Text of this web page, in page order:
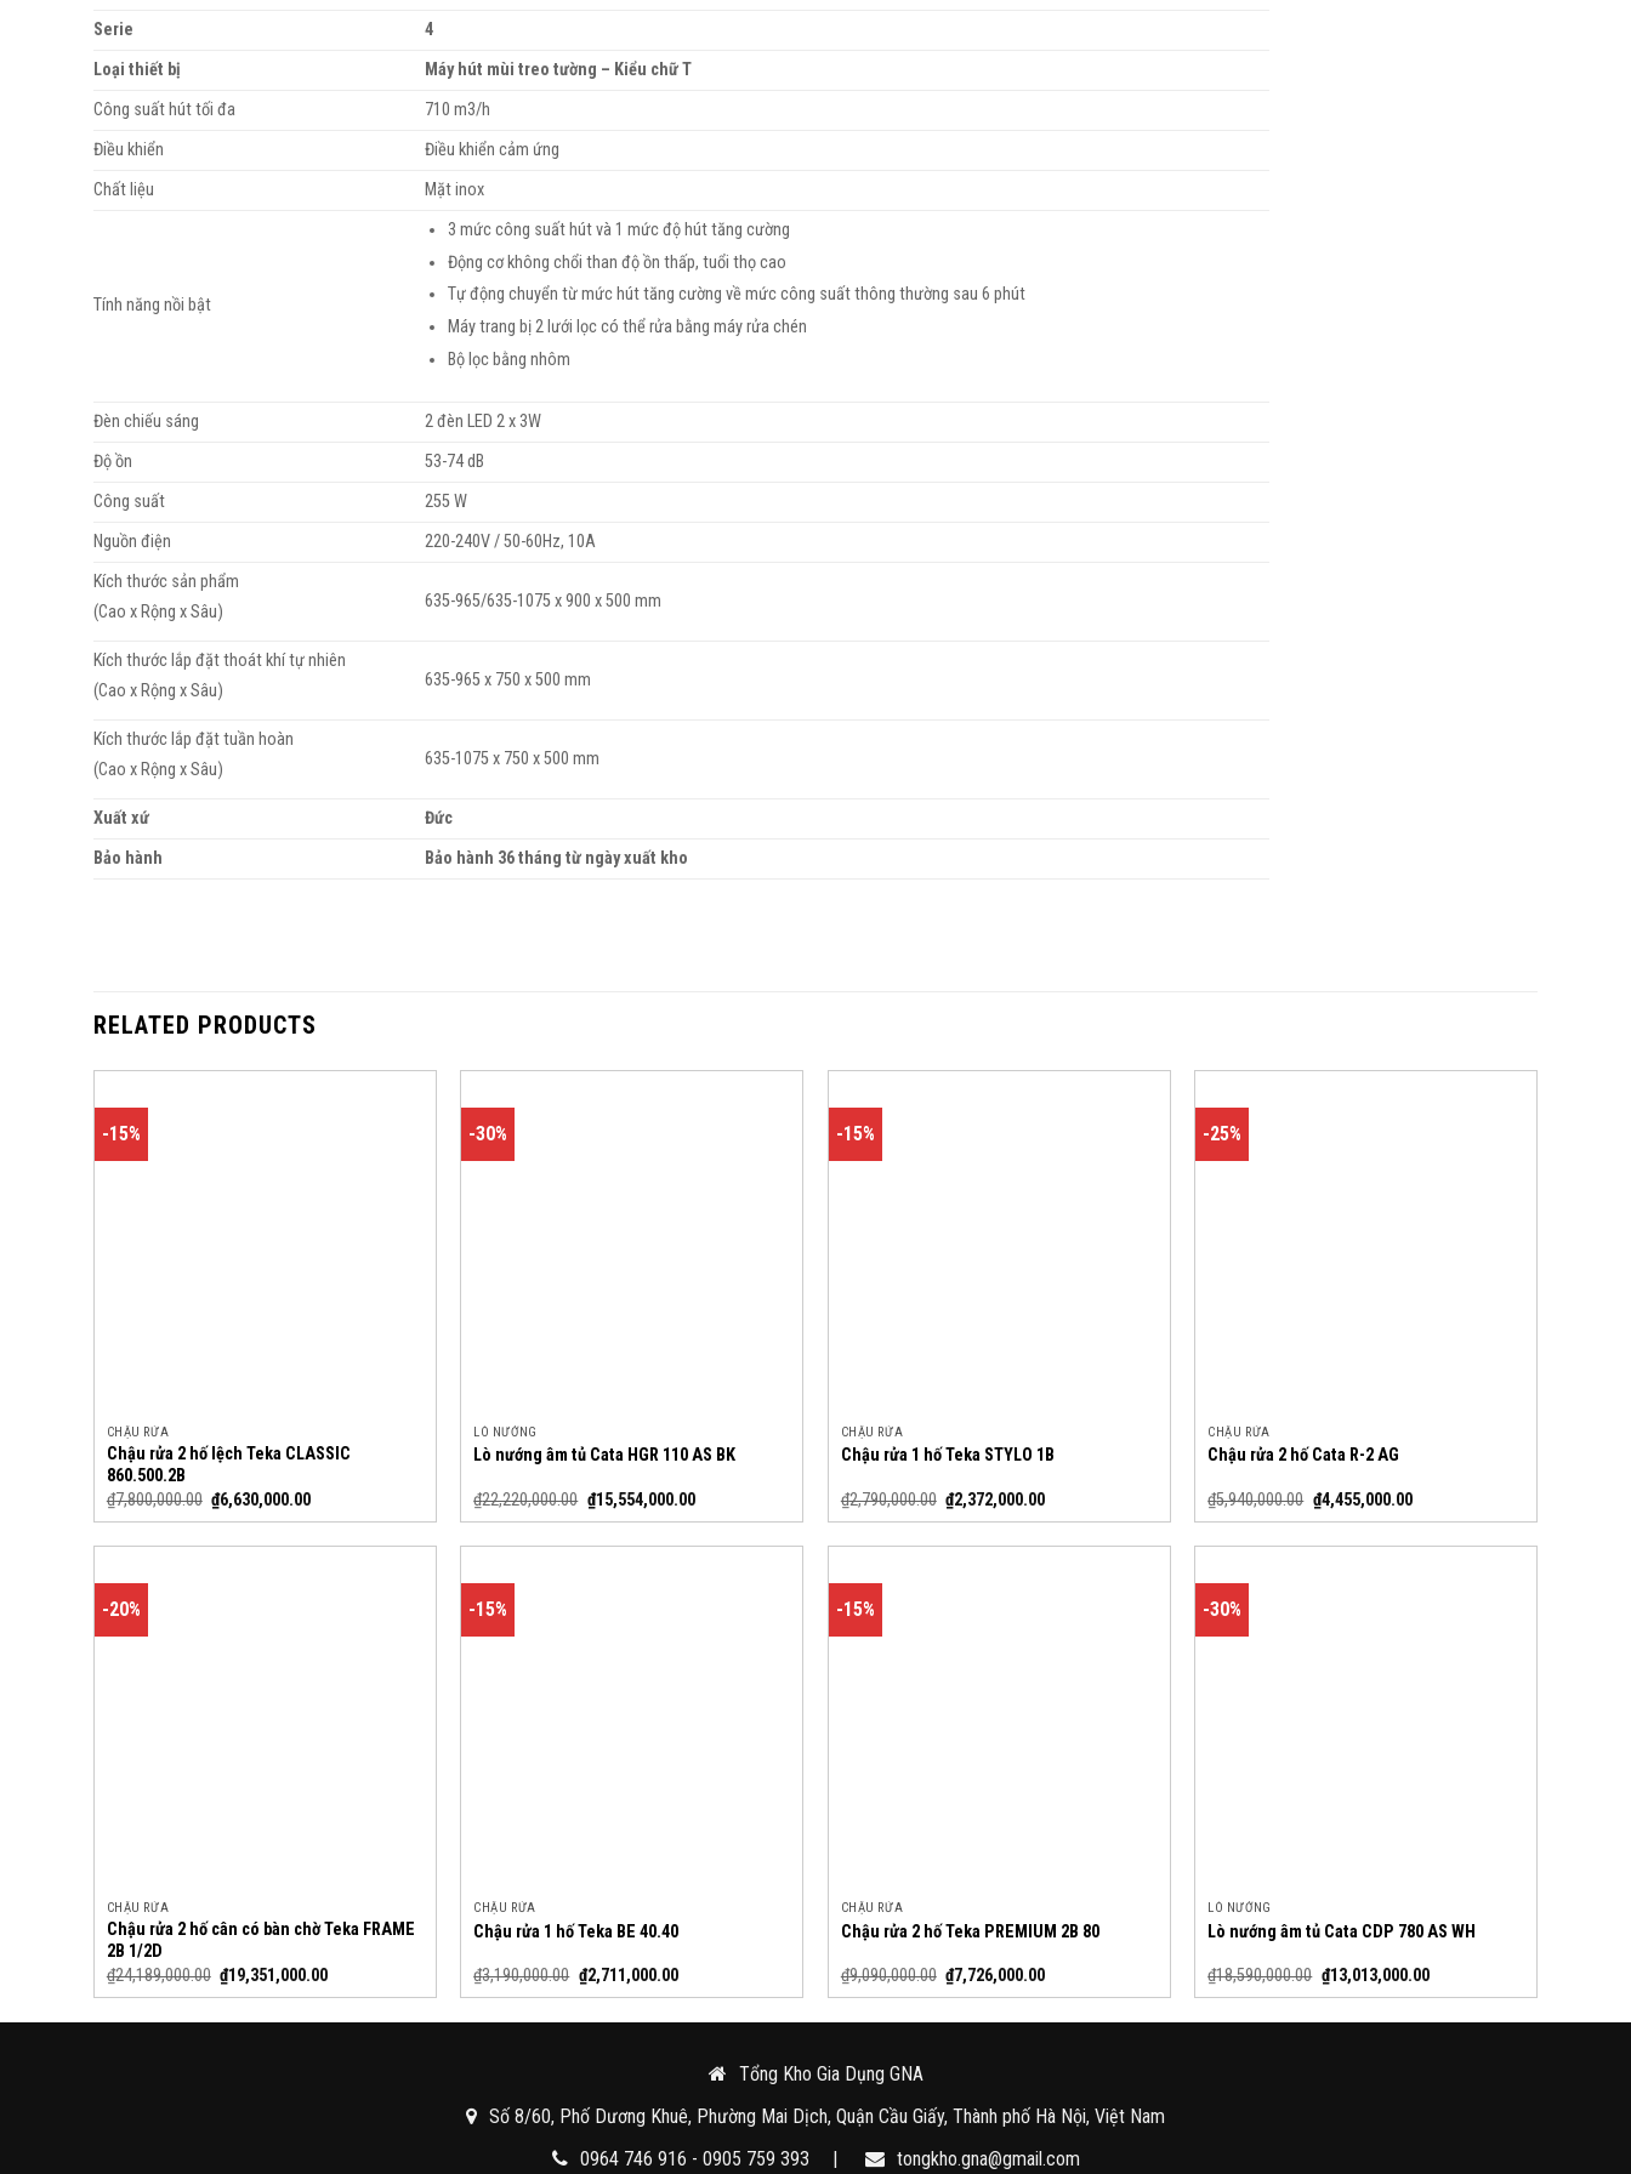
Serie
4
Loại thiết bị
Máy hút mùi treo tường – Kiểu chữ T
Công suất hút tối đa
710 m3/h
Điều khiển
Điều khiển cảm ứng
Chất liệu
Mặt inox
Tính năng nồi bật
3 mức công suất hút và 1 mức độ hút tăng cường
Động cơ không chổi than độ ồn thấp, tuổi thọ cao
Tự động chuyển từ mức hút tăng cường về mức công suất thông thường sau 6 phút
Máy trang bị 2 lưới lọc có thể rửa bằng máy rửa chén
Bộ lọc bằng nhôm
Đèn chiếu sáng
2 đèn LED 2 x 3W
Độ ồn
53-74 dB
Công suất
255 W
Nguồn điện
220-240V / 50-60Hz, 10A
Kích thước sản phẩm
(Cao x Rộng x Sâu)
635-965/635-1075 x 900 x 500 mm
Kích thước lắp đặt thoát khí tự nhiên
(Cao x Rộng x Sâu)
635-965 x 750 x 500 mm
Kích thước lắp đặt tuần hoàn
(Cao x Rộng x Sâu)
635-1075 x 750 x 500 mm
Xuất xứ
Đức
Bảo hành
Bảo hành 36 tháng từ ngày xuất kho
RELATED PRODUCTS
-15%
CHẬU RỬA
Chậu rửa 2 hố lệch Teka CLASSIC
860.500.2B
₫7,800,000.00 ₫6,630,000.00
-30%
LÒ NƯỚNG
Lò nướng âm tủ Cata HGR 110 AS BK
₫22,220,000.00 ₫15,554,000.00
-15%
CHẬU RỬA
Chậu rửa 1 hố Teka STYLO 1B
₫2,790,000.00 ₫2,372,000.00
-25%
CHẬU RỬA
Chậu rửa 2 hố Cata R-2 AG
₫5,940,000.00 ₫4,455,000.00
-20%
CHẬU RỬA
Chậu rửa 2 hố cân có bàn chờ Teka FRAME
2B 1/2D
₫24,189,000.00 ₫19,351,000.00
-15%
CHẬU RỬA
Chậu rửa 1 hố Teka BE 40.40
₫3,190,000.00 ₫2,711,000.00
-15%
CHẬU RỬA
Chậu rửa 2 hố Teka PREMIUM 2B 80
₫9,090,000.00 ₫7,726,000.00
-30%
LÒ NƯỚNG
Lò nướng âm tủ Cata CDP 780 AS WH
₫18,590,000.00 ₫13,013,000.00
Tổng Kho Gia Dụng GNA
Số 8/60, Phố Dương Khuê, Phường Mai Dịch, Quận Cầu Giấy, Thành phố Hà Nội, Việt Nam
0964 746 916 - 0905 759 393
| tongkho.gna@gmail.com